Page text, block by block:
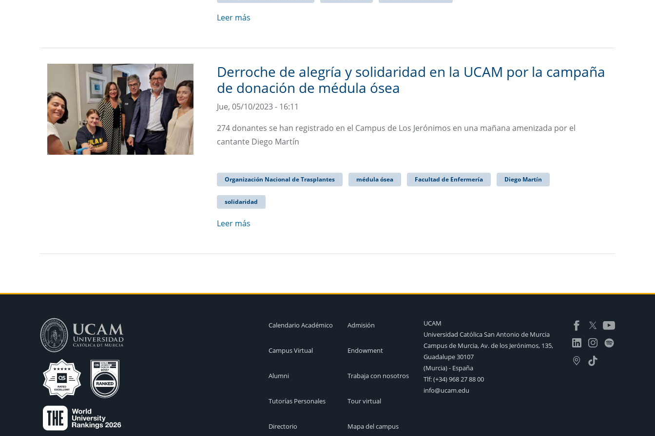
Leer más
Derroche de alegría y solidaridad en la UCAM por la campaña
de donación de médula ósea
Jue, 05/10/2023 - 16:11
274 donantes se han registrado en el Campus de Los Jerónimos en una mañana amenizada por el
cantante Diego Martín
Organización Nacional de Trasplantes médula ósea Facultad de Enfermería Diego Martín
solidaridad
Leer más
Calendario Académico
Campus Virtual
Alumni
Tutorías Personales
Directorio
Admisión
Endowment
Trabaja con nosotros
Tour virtual
Mapa del campus
UCAM
Universidad Católica San Antonio de Murcia
Campus de Murcia, Av. de los Jerónimos, 135,
Guadalupe 30107
(Murcia) - España
Tlf:(+34) 968 27 88 00
info@ucam.edu